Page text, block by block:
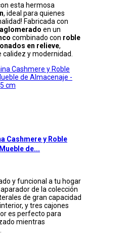
esta hermosa
, ideal para quienes
Fabricada con
en un
combinado con roble
en relieve,
y modernidad.
Cashmere y Roble
de...
y funcional a tu hogar
de la colección
de gran capacidad
y tres cajones
es perfecto para
mientras